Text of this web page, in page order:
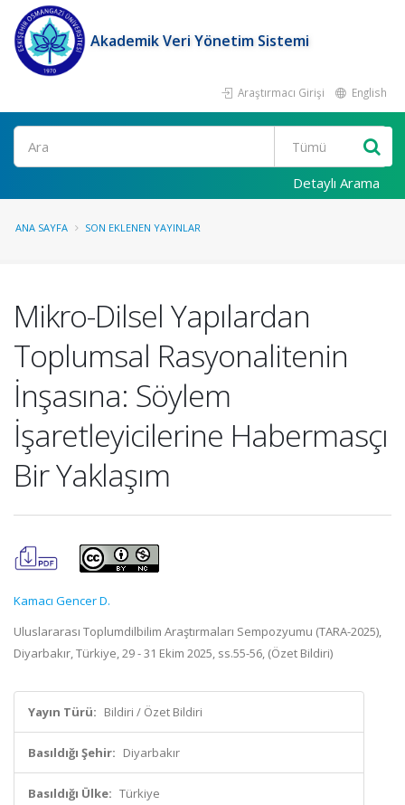
Akademik Veri Yönetim Sistemi
Araştırmacı Girişi English
Ara
Detaylı Arama
ANA SAYFA SON EKLENEN YAYINLAR
Mikro-Dilsel Yapılardan
Toplumsal Rasyonalitenin
İnşasına: Söylem
İşaretleyicilerine Habermasçı
Bir Yaklaşım
Kamacı Gencer D.
Uluslararası Toplumdilbilim Araştırmaları Sempozyumu (TARA-2025),
Diyarbakır, Türkiye, 29 - 31 Ekim 2025, ss.55-56, (Özet Bildiri)
Yayın Türü: Bildiri / Özet Bildiri
Basıldığı Şehir: Diyarbakır
Basıldığı Ülke: Türkiye